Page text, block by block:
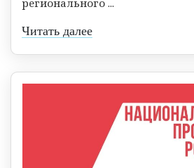
регионального ...
Читать далее